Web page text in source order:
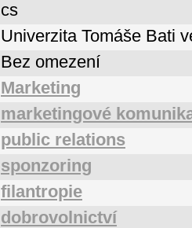
cs
Univerzita Tomáše Bati
Bez omezení
Marketing
marketingové
public relations
sponzoring
filantropie
dobrovolnictví